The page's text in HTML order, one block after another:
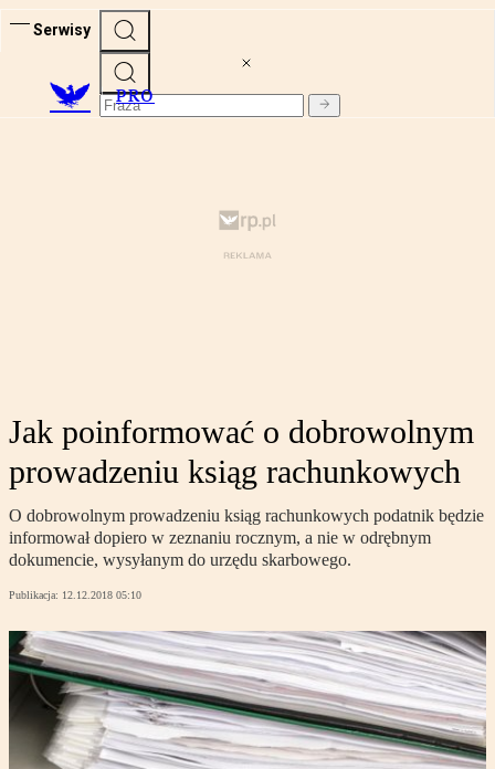
Serwisy
PRO
Jak poinformować o dobrowolnym
prowadzeniu ksiąg rachunkowych
O dobrowolnym prowadzeniu ksiąg rachunkowych podatnik będzie
informował dopiero w zeznaniu rocznym, a nie w odrębnym
dokumencie, wysyłanym do urzędu skarbowego.
Publikacja: 12.12.2018 05:10